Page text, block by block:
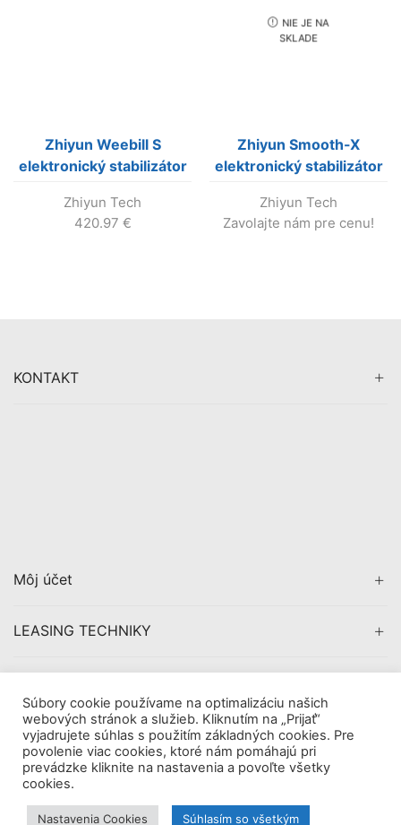
Zhiyun Weebill S
elektronický stabilizátor
Zhiyun Tech
420.97 €
NIE JE NA
SKLADE
Zhiyun Smooth-X
elektronický stabilizátor
(Výroba skončila!)
Zhiyun Tech
Zavolajte nám pre cenu!
KONTAKT
Môj účet
LEASING TECHNIKY
Copyright © 2019AVDigital, s.r.o. . All Rights Reserved.
Tieto internetové stránky používajú súbory cookie. Viac
Súbory cookie používame na optimalizáciu našich
webových stránok a služieb. Kliknutím na „Prijať“
vyjadrujete súhlas s použitím základných cookies. Pre
povolenie viac cookies, ktoré nám pomáhajú pri
prevádzke kliknite na nastavenia a povoľte všetky
cookies.
Nastavenia Cookies Súhlasím so všetkým